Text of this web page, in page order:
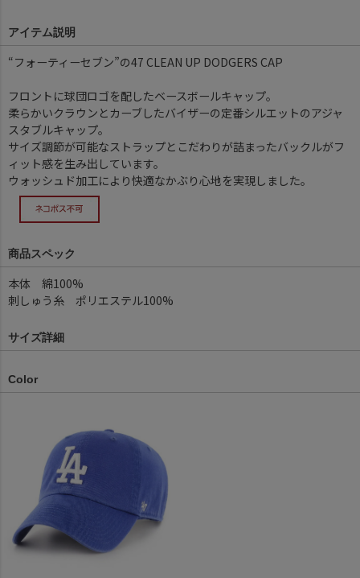
アイテム説明
“フォーティーセブン”の47 CLEAN UP DODGERS CAP
フロントに球団ロゴを配したベースボールキャップ。
柔らかいクラウンとカーブしたバイザーの定番シルエットのアジャ
スタブルキャップ。
サイズ調節が可能なストラップとこだわりが詰まったバックルがフ
ィット感を生み出しています。
ウォッシュド加工により快適なかぶり心地を実現しました。
商品スペック
本体 綿100%
刺しゅう糸 ポリエステル100%
サイズ詳細
Color